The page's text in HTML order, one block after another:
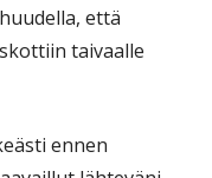
että
taivaalle
ennen